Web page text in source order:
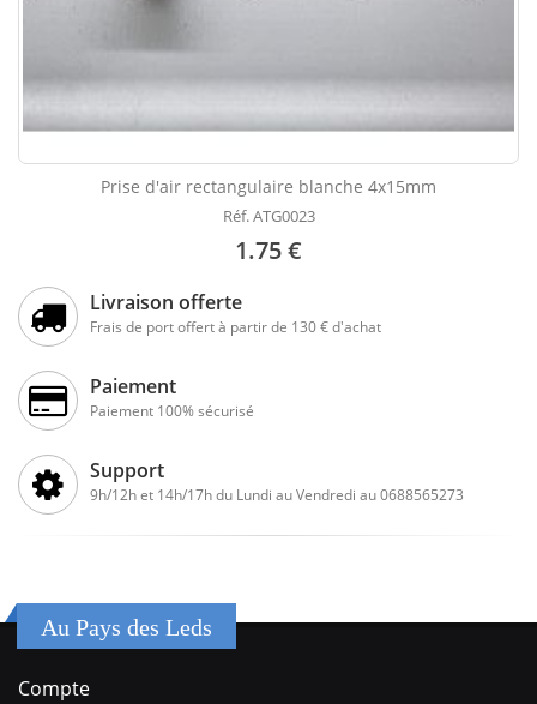
Prise d'air rectangulaire blanche 4x15mm
Réf. ATG0023
1.75 €
Livraison offerte
Frais de port offert à partir de 130 € d'achat
Paiement
Paiement 100% sécurisé
Support
9h/12h et 14h/17h du Lundi au Vendredi au 0688565273
Au Pays des Leds
Compte